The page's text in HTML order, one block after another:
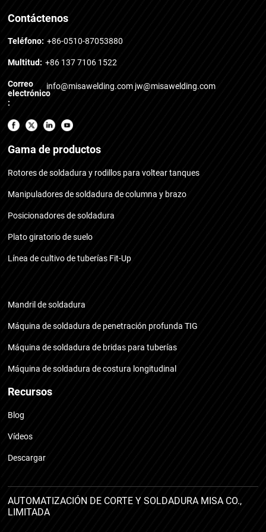
Contáctenos
Teléfono: +86-0510-87053880
Multitud: +86 137 7106 1522
Correo
electrónico
:
info@misawelding.com jw@misawelding.com
Gama de productos
Rotores de soldadura y rodillos para voltear tanques
Manipuladores de soldadura de columna y brazo
Posicionadores de soldadura
Plato giratorio de suelo
Línea de cultivo de tuberías Fit-Up
Mandril de soldadura
Máquina de soldadura de penetración profunda TIG
Máquina de soldadura de bridas para tuberías
Máquina de soldadura de costura longitudinal
Recursos
Blog
Vídeos
Descargar
AUTOMATIZACIÓN DE CORTE Y SOLDADURA MISA CO.,
LIMITADA